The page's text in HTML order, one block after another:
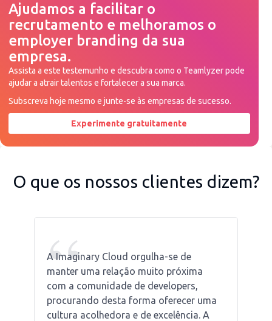
Peça uma demonstração agora
Ajudamos a facilitar o
recrutamento e melhoramos o
employer branding da sua
empresa.
Assista a este testemunho e descubra como o Teamlyzer pode
ajudar a atrair talentos e fortalecer a sua marca.
Subscreva hoje mesmo e junte-se às empresas de sucesso.
Experimente gratuitamente
O que os nossos clientes dizem?
“
A Imaginary Cloud orgulha-se de
manter uma relação muito próxima
com a comunidade de developers,
procurando desta forma oferecer uma
cultura acolhedora e de excelência. A